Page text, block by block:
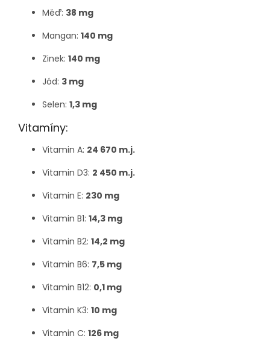
Měď: 38 mg
Mangan: 140 mg
Zinek: 140 mg
Jód: 3 mg
Selen: 1,3 mg
Vitamíny:
Vitamin A: 24 670 m.j.
Vitamin D3: 2 450 m.j.
Vitamin E: 230 mg
Vitamin B1: 14,3 mg
Vitamin B2: 14,2 mg
Vitamin B6: 7,5 mg
Vitamin B12: 0,1 mg
Vitamin K3: 10 mg
Vitamin C: 126 mg